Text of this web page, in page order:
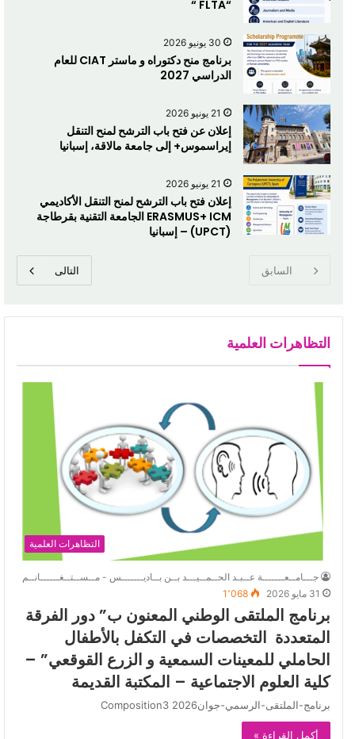
“FLTA “
30 يونيو 2026
برنامج منح دكتوراه و ماستر CIAT للعام
الدراسي 2027
21 يونيو 2026
إعلان عن فتح باب الترشح لمنح التنقل
إيراسموس+ إلى جامعة مالاقة، إسبانيا
21 يونيو 2026
إعلان فتح باب الترشح لمنح التنقل الأكاديمي
ERASMUS+ ICM الجامعة التقنية بقرطاجة
(UPCT) – إسبانيا
السابق التالى
التظاهرات العلمية
التظاهرات العلمية
جـــامــعـــــــة عــبـد الحــمــيـــد بــن بــاديـــــــس - مــســتــغــــــانــم
31 مايو 2026
1٬068
برنامج الملتقى الوطني المعنون ب” دور الفرقة
المتعددة التخصصات في التكفل بالأطفال
الحاملي للمعينات السمعية و الزرع القوقعي” –
كلية العلوم الاجتماعية – المكتبة القديمة
برنامج-الملتقى-الرسمي-جوان2026 Composition3
أكمل القراءة »